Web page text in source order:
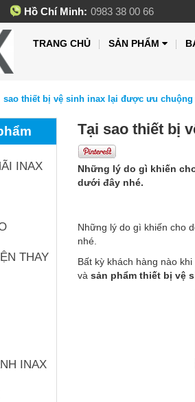
Hồ Chí Minh: 0983 38 00 66
TRANG CHỦ SẢN PHẨM
sao thiết bị vệ sinh inax lại được ưu chuộng
INAX
THAY
INAX
Tại sao thiết bị
Những lý do gì khiến
dưới đây nhé.
Những lý do gì khiến cho
nhé.
Bất kỳ khách hàng nào
và sản phẩm thiết bị vệ